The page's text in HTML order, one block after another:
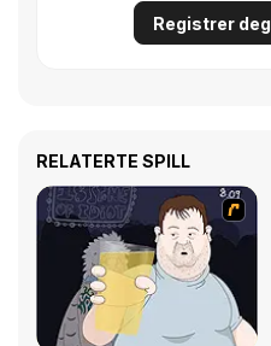
Registrer deg
RELATERTE SPILL